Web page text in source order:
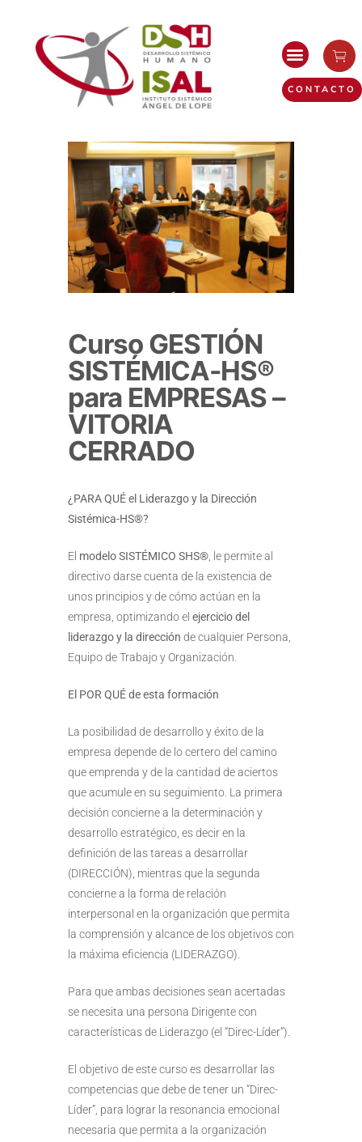
CONTACTO
Curso GESTIÓN
SISTÉMICA-HS®
para EMPRESAS –
VITORIA
CERRADO
¿PARA QUÉ el Liderazgo y la Dirección
Sistémica-HS®?
El modelo SISTÉMICO SHS® , le permite al
directivo darse cuenta de la existencia de
unos principios y de cómo actúan en la
empresa, optimizando el ejercicio del
liderazgo y la dirección de cualquier Persona,
Equipo de Trabajo y Organización.
El POR QUÉ de esta formación
La posibilidad de desarrollo y éxito de la
empresa depende de lo certero del camino
que emprenda y de la cantidad de aciertos
que acumule en su seguimiento. La primera
decisión concierne a la determinación y
desarrollo estratégico, es decir en la
definición de las tareas a desarrollar
(DIRECCIÓN), mientras que la segunda
concierne a la forma de relación
interpersonal en la organización que permita
la comprensión y alcance de los objetivos con
la máxima eficiencia (LIDERAZGO).
Para que ambas decisiones sean acertadas
se necesita una persona Dirigente con
características de Liderazgo (el “Direc-Líder”).
El objetivo de este curso es desarrollar las
competencias que debe de tener un “Direc-
Líder”, para lograr la resonancia emocional
necesaria que permita a la organización